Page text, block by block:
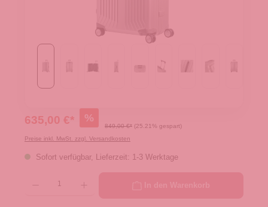
635,00 €* %
849,00 €* (25.21% gespart)
Preise inkl. MwSt. zzgl. Versandkosten
Sofort verfügbar, Lieferzeit: 1-3 Werktage